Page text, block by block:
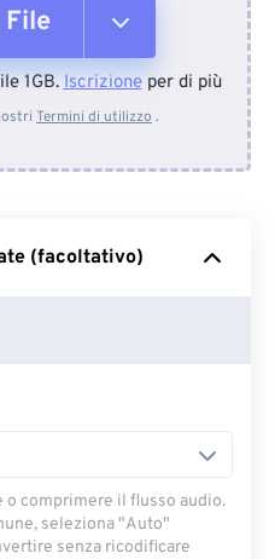
File
Drive
1GB.Iscrizioneper di più
Termini di utilizzo .
(facoltativo)
o comprimere il flusso audio.
seleziona "Auto"
senza ricodificare